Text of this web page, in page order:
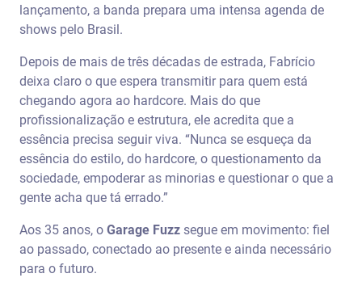
lançamento, a banda prepara uma intensa agenda de
shows pelo Brasil.
Depois de mais de três décadas de estrada, Fabrício
deixa claro o que espera transmitir para quem está
chegando agora ao hardcore. Mais do que
profissionalização e estrutura, ele acredita que a
essência precisa seguir viva. “Nunca se esqueça da
essência do estilo, do hardcore, o questionamento da
sociedade, empoderar as minorias e questionar o que a
gente acha que tá errado.”
Aos 35 anos, o Garage Fuzz segue em movimento: fiel
ao passado, conectado ao presente e ainda necessário
para o futuro.